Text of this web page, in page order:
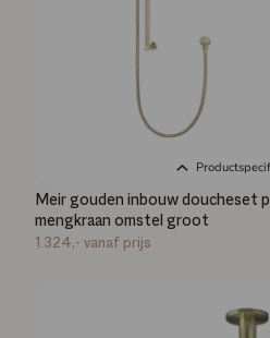
Meir gouden inbouw doucheset
mengkraan omstel groot
1.324,- vanaf prijs